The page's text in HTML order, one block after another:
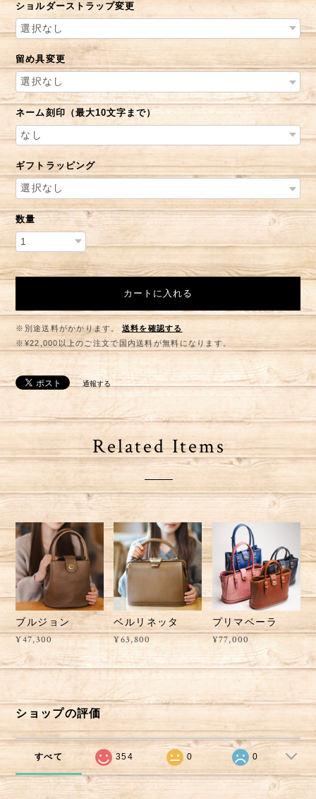
ショルダーストラップ変更
留め具変更
ネーム刻印（最大10文字まで）
ギフトラッピング
数量
カートに入れる
※別途送料がかかります。
送料を確認する
※¥22,000以上のご注文で国内送料が無料になります。
通報する
Related Items
ブルジョン
¥47,300
ベルリネッタ
¥63,800
プリマベーラ
¥77,000
ショップの評価
すべて 354 0 0